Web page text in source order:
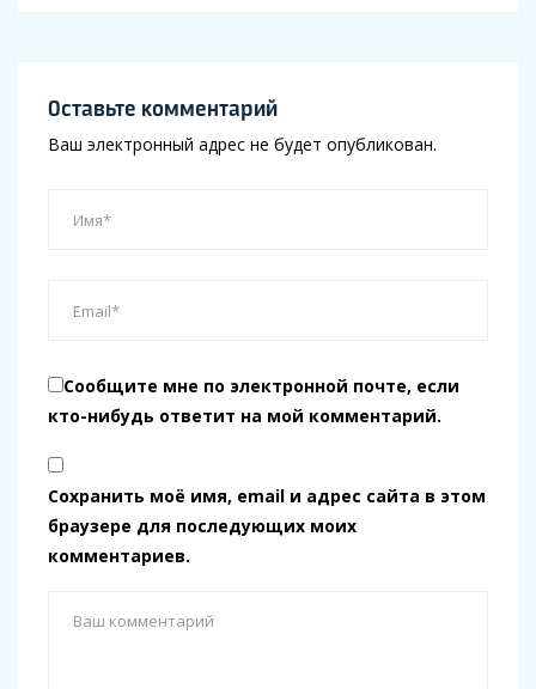
Оставьте комментарий
Ваш электронный адрес не будет опубликован.
Сообщите мне по электронной почте, если
кто-нибудь ответит на мой комментарий.
Сохранить моё имя, email и адрес сайта в этом
браузере для последующих моих
комментариев.